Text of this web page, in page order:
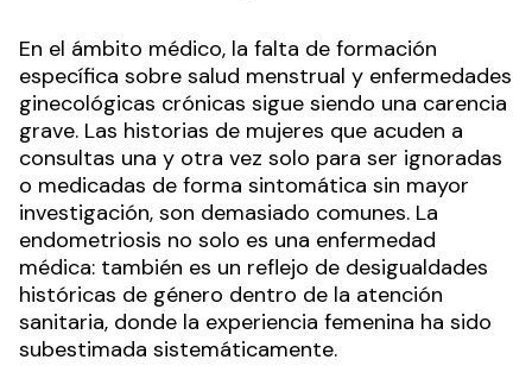
En el ámbito médico, la falta de formación
específica sobre salud menstrual y enfermedades
ginecológicas crónicas sigue siendo una carencia
grave. Las historias de mujeres que acuden a
consultas una y otra vez solo para ser ignoradas
o medicadas de forma sintomática sin mayor
investigación, son demasiado comunes. La
endometriosis no solo es una enfermedad
médica: también es un reflejo de desigualdades
históricas de género dentro de la atención
sanitaria, donde la experiencia femenina ha sido
subestimada sistemáticamente.